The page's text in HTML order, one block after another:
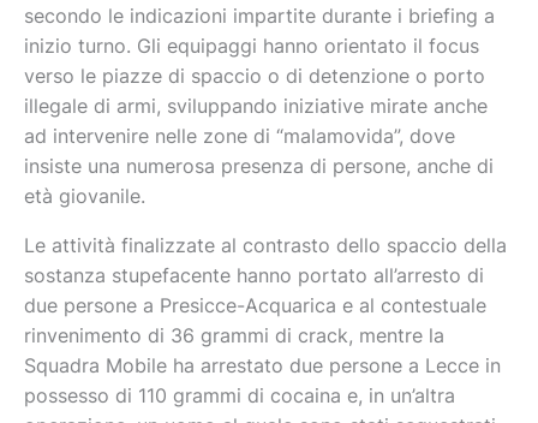
secondo le indicazioni impartite durante i briefing a
inizio turno. Gli equipaggi hanno orientato il focus
verso le piazze di spaccio o di detenzione o porto
illegale di armi, sviluppando iniziative mirate anche
ad intervenire nelle zone di “malamovida”, dove
insiste una numerosa presenza di persone, anche di
età giovanile.
Le attività finalizzate al contrasto dello spaccio della
sostanza stupefacente hanno portato all’arresto di
due persone a Presicce-Acquarica e al contestuale
rinvenimento di 36 grammi di crack, mentre la
Squadra Mobile ha arrestato due persone a Lecce in
possesso di 110 grammi di cocaina e, in un’altra